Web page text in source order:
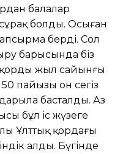
балалар
болды. Осыған
берді. Сол
барысында біз
қордың жыл сайынғы
пайызы он сегіз
басталды. Аз
бұл іс жүзеге
Ұлттық қордағы
алды. Бүгінде